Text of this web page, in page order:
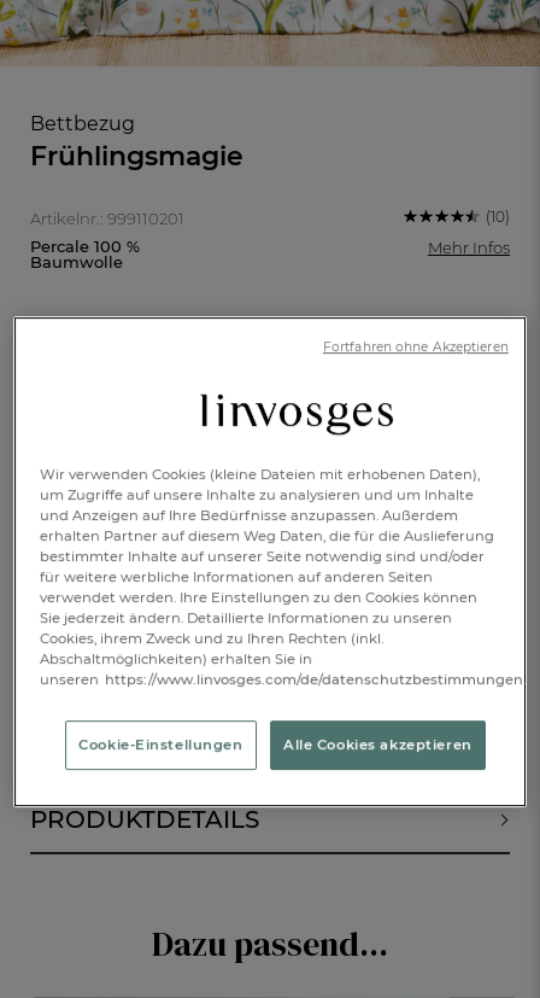
AT
Bettbezug
Frühlingsmagie
Artikelnr.: 999110201
Percale 100 %
Baumwolle
(10)
Mehr Infos
155x200cm
Verfügbar
€ 89,-
1 IN DEN WARENKORB
BESCHREIBUNG
PRODUKTDETAILS
Dazu passend...
Wir verwenden Cookies (kleine Dateien mit erhobenen Daten),
um Zugriffe auf unsere Inhalte zu analysieren und um Inhalte
und Anzeigen auf Ihre Bedürfnisse anzupassen. Außerdem
erhalten Partner auf diesem Weg Daten, die für die Auslieferung
bestimmter Inhalte auf unserer Seite notwendig sind und/oder
für weitere werbliche Informationen auf anderen Seiten
verwendet werden. Ihre Einstellungen zu den Cookies können
Sie jederzeit ändern. Detaillierte Informationen zu unseren
Cookies, ihrem Zweck und zu Ihren Rechten (inkl.
Abschaltmöglichkeiten) erhalten Sie in
unseren https://www.linvosges.com/de/
Cookie-Einstellungen Alle Cookies akzeptieren
Fortfahren ohne Akzeptieren